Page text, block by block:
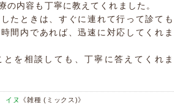
の内容も丁寧に教えてくれました。
たときは、すぐに連れて行って診ても
間内であれば、迅速に対応してくれま
とを相談しても、丁寧に答えてくれま
イヌ 《雑種 (ミックス)》